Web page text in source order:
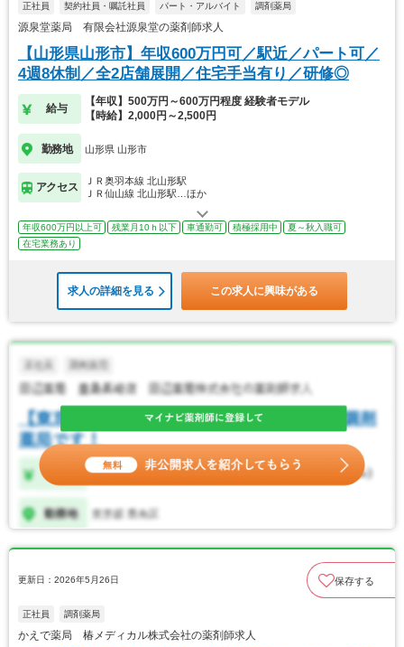
正社員 契約社員・嘱託社員 パート・アルバイト 調剤薬局
源泉堂薬局 有限会社源泉堂の薬剤師求人
【山形県山形市】年収600万円可／駅近／パート可／
4週8休制／全2店舗展開／住宅手当有り／研修◎
給与
【年収】500万円～600万円程度 経験者モデル
【時給】2,000円～2,500円
勤務地 山形県 山形市
アクセス
ＪＲ奥羽本線 北山形駅
ＪＲ仙山線 北山形駅…ほか
年収600万円以上可 残業月10ｈ以下 車通勤可 積極採用中
夏～秋入職可
在宅業務あり
求人の詳細を見る この求人に興味がある
更新日：2026年5月26日 保存する
正社員 調剤薬局
かえで薬局 椿メディカル株式会社の薬剤師求人